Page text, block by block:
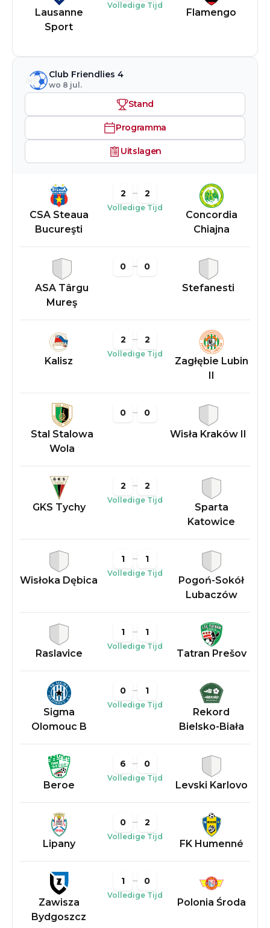
Lausanne
Sport
Volledige Tijd
Flamengo
Club Friendlies 4
wo 8 jul.
Stand
Programma
Uitslagen
CSA Steaua
Bucureşti
2 2
Volledige Tijd
Concordia
Chiajna
ASA Târgu
Mureş
0 0
Stefanesti
Kalisz
2 2
Volledige Tijd
Zagłębie Lubin
II
Stal Stalowa
Wola
0 0
Wisła Kraków II
GKS Tychy
2 2
Volledige Tijd
Sparta
Katowice
Wisłoka Dębica
1 1
Volledige Tijd
Pogoń-Sokół
Lubaczów
Raslavice
1 1
Volledige Tijd
Tatran Prešov
Sigma
Olomouc B
0 1
Volledige Tijd
Rekord
Bielsko-Biała
Beroe
6 0
Volledige Tijd
Levski Karlovo
Lipany
0 2
Volledige Tijd
FK Humenné
Zawisza
Bydgoszcz
1 0
Volledige Tijd
Polonia Środa